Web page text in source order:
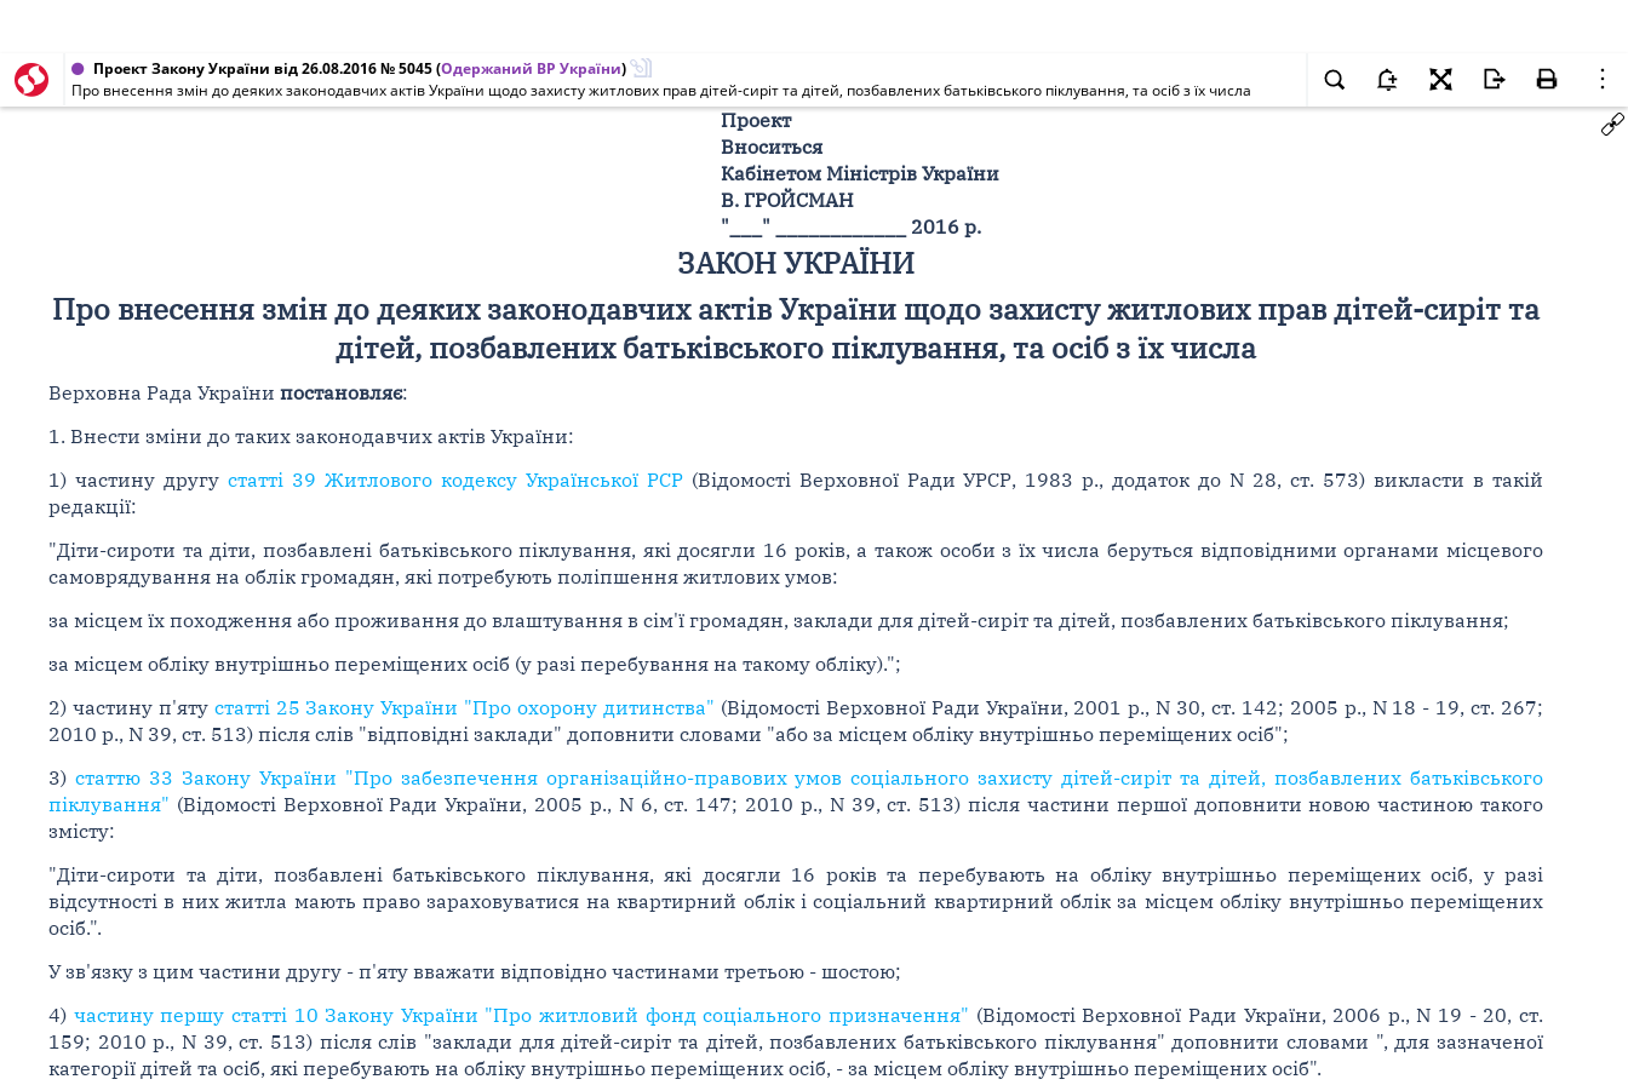
Проект Закону України від 26.08.2016 № 5045(Одержаний ВР України)
Про внесення змін до деяких законодавчих актів України щодо захисту житлових прав дітей-сиріт та дітей, позбавлених батьківського піклування, та осіб з їх числа